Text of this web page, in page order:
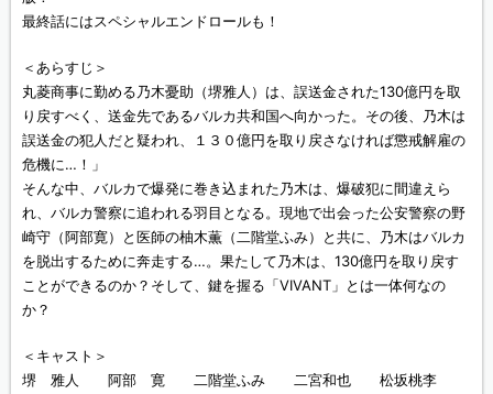
最終話にはスペシャルエンドロールも！
＜あらすじ＞
丸菱商事に勤める乃木憂助（堺雅人）は、誤送金された130億円を取
り戻すべく、送金先であるバルカ共和国へ向かった。その後、乃木は
誤送金の犯人だと疑われ、１３０億円を取り戻さなければ懲戒解雇の
危機に…！」
そんな中、バルカで爆発に巻き込まれた乃木は、爆破犯に間違えら
れ、バルカ警察に追われる羽目となる。現地で出会った公安警察の野
崎守（阿部寛）と医師の柚木薫（二階堂ふみ）と共に、乃木はバルカ
を脱出するために奔走する…。果たして乃木は、130億円を取り戻す
ことができるのか？そして、鍵を握る「VIVANT」とは一体何なの
か？
＜キャスト＞
堺 雅人 阿部 寛 二階堂ふみ 二宮和也 松坂桃李